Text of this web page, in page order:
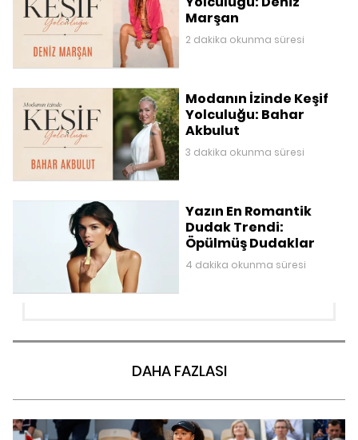
Marşan
2 dakika okunma süresi
Modanın İzinde Keşif
Yolculuğu: Bahar
Akbulut
3 dakika okunma süresi
Yazın En Romantik
Dudak Trendi:
Öpülmüş Dudaklar
4 dakika okunma süresi
DAHA FAZLASI